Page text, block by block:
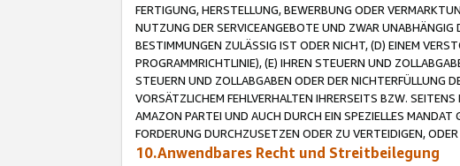
FERTIGUNG, HERSTELLUNG, BEWERBUNG ODER
NUTZUNG DER SERVICEANGEBOTE UND ZWAR
BESTIMMUNGEN ZULÄSSIG IST ODER NICHT, (D) EINEM
PROGRAMMRICHTLINIE), (E) IHREN STEUERN UND
STEUERN UND ZOLLABGABEN ODER DER NICHTERFÜLLUNG
VORSÄTZLICHEM FEHLVERHALTEN IHRERSEITS BZW.
AMAZON PARTEI UND AUCH DURCH EIN SPEZIELLES
FORDERUNG DURCHZUSETZEN ODER ZU VERTEIDIGEN,
10.Anwendbares Recht und Streitbeilegung